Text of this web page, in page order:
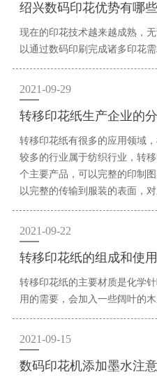
绍兴数码印花优势有哪些
现在的印花技术越来越成熟，
以通过数码印刷完成诸多印花需
2021-09-29
转移印花纸生产企业的
转移印花纸有很多的应用领域
较多的行业属于纺织行业，转
个主要产品，可以完整的印制
以完整的传输到服装的表面，
2021-09-22
转移印花纸的组成和使
转移印花纸的主要材质是化学
用的需要，会加入一些阔叶的木
2021-09-15
数码印花机添加墨水注